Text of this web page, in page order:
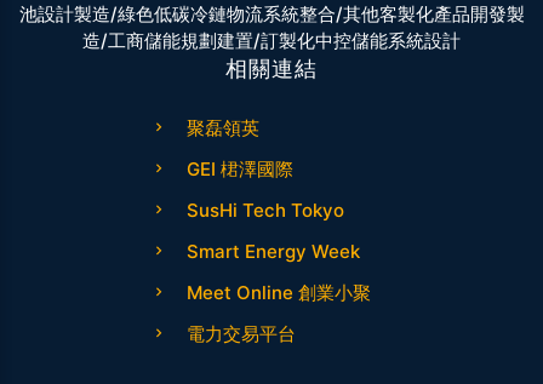
池設計製造/綠色低碳冷鏈物流系統整合/其他客製化產品開發製
造/工商儲能規劃建置/訂製化中控儲能系統設計
相關連結
聚磊領英
GEI 桾澤國際
SusHi Tech Tokyo
Smart Energy Week
Meet Online 創業小聚
電力交易平台